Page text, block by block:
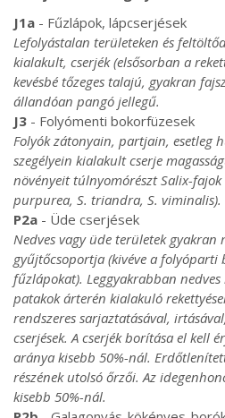
J1a - Fűzlápok, lápcserjések
Lefolyástalan területeken és
kialakult, cserjék (elsősorban a
kevésbé tőzeges talajú, gyakran
állandóan pangó jellegű.
J3 - Folyómenti bokorfüzesek
Folyók zátonyain, partjain, esetleg
szegélyein kialakult cserje
növényeit túlnyomórészt Salix-fajok
purpurea, S. triandra, S. viminalis).
P2a - Üde cserjések
Nedves vagy üde területek gyakran
gyűjtőcsoportja (kivéve a folyóparti
fűzlápokat). Leggyakrabban
patakok árterén kialakuló
rendszeres sarjaztatásával,
cserjések. A cserjék borítása el kell
aránya kisebb 50%-nál.
részének utolsó őrzői. Az
kisebb 50%-nál.